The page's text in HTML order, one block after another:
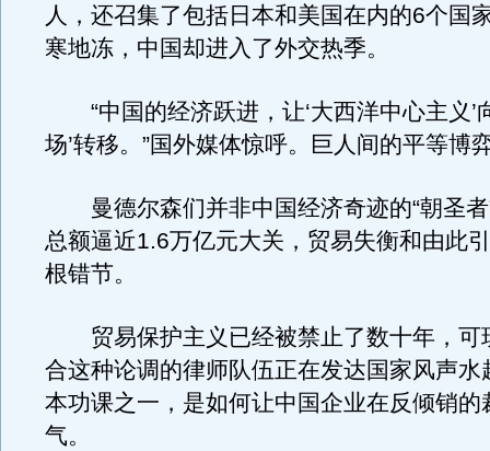
人，还召集了包括日本和美国在内的6个国
寒地冻，中国却进入了外交热季。
“中国的经济跃进，让‘大西洋中心主义’
场’转移。”国外媒体惊呼。巨人间的平等博
曼德尔森们并非中国经济奇迹的“朝圣者
总额逼近1.6万亿元大关，贸易失衡和由此
根错节。
贸易保护主义已经被禁止了数十年，可
合这种论调的律师队伍正在发达国家风声水
本功课之一，是如何让中国企业在反倾销的
气。